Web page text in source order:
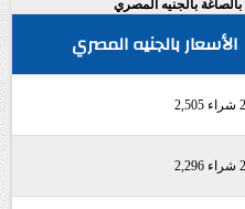
بالجنيه المصري
الأسعار بالجنيه المصري